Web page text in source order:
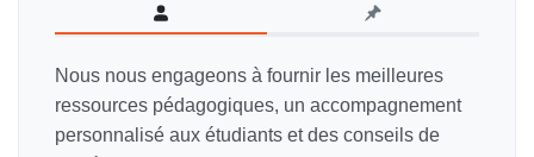
Nous nous engageons à fournir les meilleures
ressources pédagogiques, un accompagnement
personnalisé aux étudiants et des conseils de